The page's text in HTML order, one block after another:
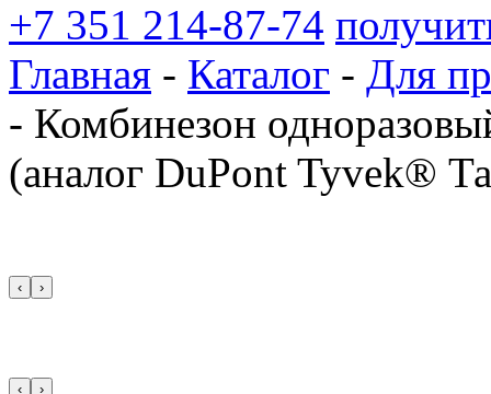
+7 351 214-87-74
Главная - Каталог - Для
- Комбинезон
(аналог DuPont Tyvek®
‹ ›
‹ ›